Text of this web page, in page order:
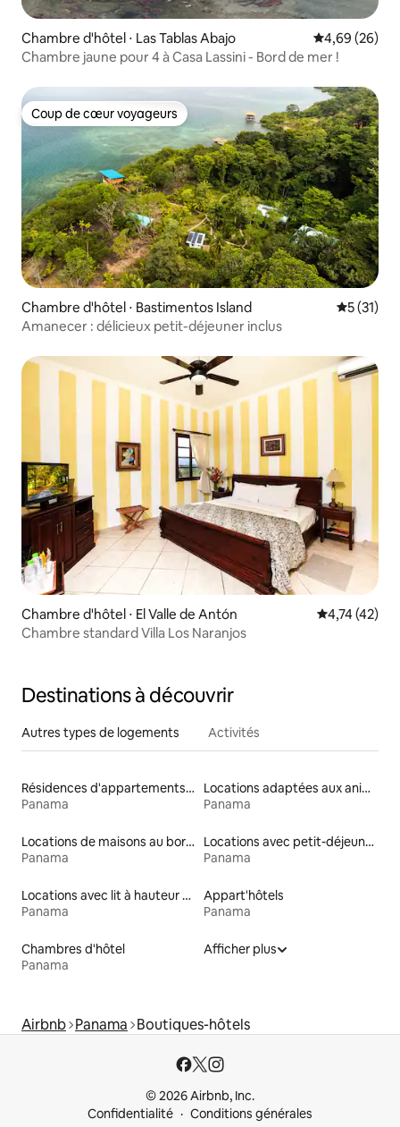
Chambre d'hôtel ⋅ Las Tablas Abajo Évaluation
4,69 (26)
Chambre jaune pour 4 à Casa Lassini - Bord de mer !
Coup de cœur voyageurs
Coup de cœur voyageurs
Chambre d'hôtel ⋅ Bastimentos Island
5 (31)
Amanecer : délicieux petit-déjeuner inclus
Chambre d'hôtel ⋅ El Valle de Antón Évaluation
4,74 (42)
Chambre standard Villa Los Naranjos
Destinations à découvrir
Autres types de logements Activités
Résidences d'appartements en bord de mer
Panama
Locations adaptées aux animaux
Panama
Locations de maisons au bord d'un lac
Panama
Locations avec petit-déjeuner
Panama
Locations avec lit à hauteur adaptée
Panama
Appart'hôtels
Panama
Chambres d'hôtel
Panama
Afficher plus
Airbnb Panama Boutiques-hôtels
© 2026 Airbnb, Inc.
Confidentialité
Conditions générales